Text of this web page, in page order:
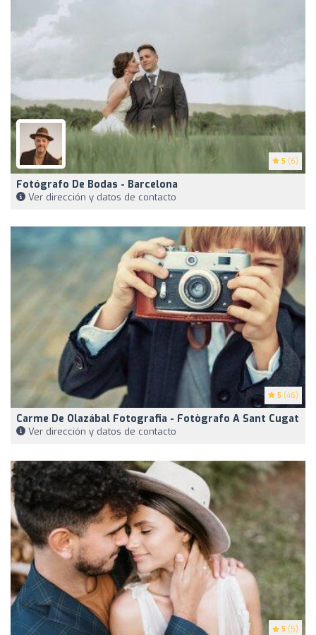
5 (6)
Fotógrafo De Bodas - Barcelona
Ver dirección y datos de contacto
5 (46)
Carme De Olazábal Fotografia - Fotògrafo A Sant Cugat
Ver dirección y datos de contacto
5 (5)